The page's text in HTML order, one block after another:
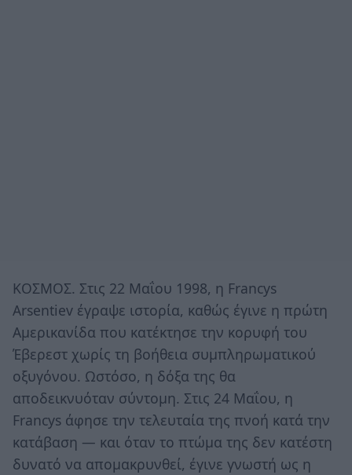
ΚΟΣΜΟΣ. Στις 22 Μαΐου 1998, η Francys
Arsentiev έγραψε ιστορία, καθώς έγινε η πρώτη
Αμερικανίδα που κατέκτησε την κορυφή του
Έβερεστ χωρίς τη βοήθεια συμπληρωματικού
οξυγόνου. Ωστόσο, η δόξα της θα
αποδεικνυόταν σύντομη. Στις 24 Μαΐου, η
Francys άφησε την τελευταία της πνοή κατά την
κατάβαση — και όταν το πτώμα της δεν κατέστη
δυνατό να απομακρυνθεί, έγινε γνωστή ως η